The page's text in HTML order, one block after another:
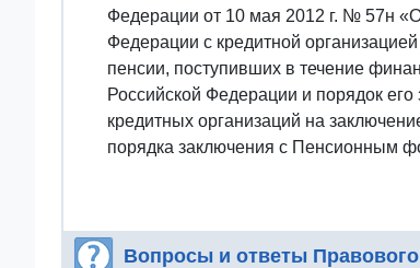
Федерации от 10 мая 2012 г. № 57н
Федерации с кредитной
пенсии, поступивших в течение
Российской Федерации и порядок
кредитных организаций на
порядка заключения с Пенсионным
Вопросы и ответы Правового